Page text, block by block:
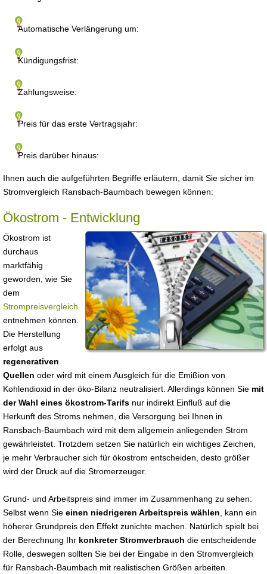
Automatische Verlängerung um:
Kündigungsfrist:
Zahlungsweise:
Preis für das erste Vertragsjahr:
Preis darüber hinaus:
Ihnen auch die aufgeführten Begriffe erläutern, damit Sie sicher im
Stromvergleich Ransbach-Baumbach bewegen können:
Ökostrom - Entwicklung
Ökostrom ist
durchaus
marktfähig
geworden, wie Sie
dem
Strompreisvergleich
entnehmen können.
Die Herstellung
erfolgt aus
regenerativen
Quellen oder wird mit einem Ausgleich für die Emißion von
Kohlendioxid in der öko-Bilanz neutralisiert. Allerdings können Sie mit
der Wahl eines ökostrom-Tarifs nur indirekt Einfluß auf die
Herkunft des Stroms nehmen, die Versorgung bei Ihnen in
Ransbach-Baumbach wird mit dem allgemein anliegenden Strom
gewährleistet. Trotzdem setzen Sie natürlich ein wichtiges Zeichen,
je mehr Verbraucher sich für ökostrom entscheiden, desto größer
wird der Druck auf die Stromerzeuger.
Grund- und Arbeitspreis sind immer im Zusammenhang zu sehen:
Selbst wenn Sie einen niedrigeren Arbeitspreis wählen , kann ein
höherer Grundpreis den Effekt zunichte machen. Natürlich spielt bei
der Berechnung Ihr konkreter Stromverbrauch die entscheidende
Rolle, deswegen sollten Sie bei der Eingabe in den Stromvergleich
für Ransbach-Baumbach mit realistischen Größen arbeiten.